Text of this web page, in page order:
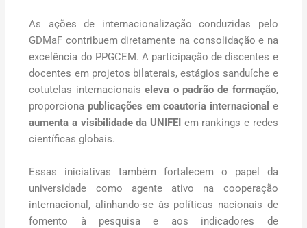
As ações de internacionalização conduzidas pelo
GDMaF contribuem diretamente na consolidação e na
excelência do PPGCEM. A participação de discentes e
docentes em projetos bilaterais, estágios sanduíche e
cotutelas internacionaiseleva o padrão de formação,
proporcionapublicações em coautoria internacional e
aumenta a visibilidade da UNIFEI em rankings e redes
científicas globais.
Essas iniciativas também fortalecem o papel da
universidade como agente ativo na cooperação
internacional, alinhando-se às políticas nacionais de
fomento à pesquisa e aos indicadores de